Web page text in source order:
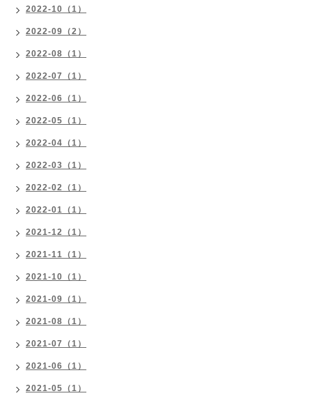
2022-10（1）
2022-09（2）
2022-08（1）
2022-07（1）
2022-06（1）
2022-05（1）
2022-04（1）
2022-03（1）
2022-02（1）
2022-01（1）
2021-12（1）
2021-11（1）
2021-10（1）
2021-09（1）
2021-08（1）
2021-07（1）
2021-06（1）
2021-05（1）